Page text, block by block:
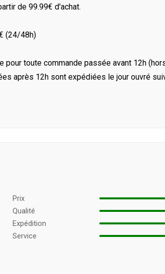
de 99.99€ d'achat.
(24/48h)
pour toute commande passée avant 12h
après 12h sont expédiées le jour ouvré
Prix ​​
Qualité
Expédition
Service